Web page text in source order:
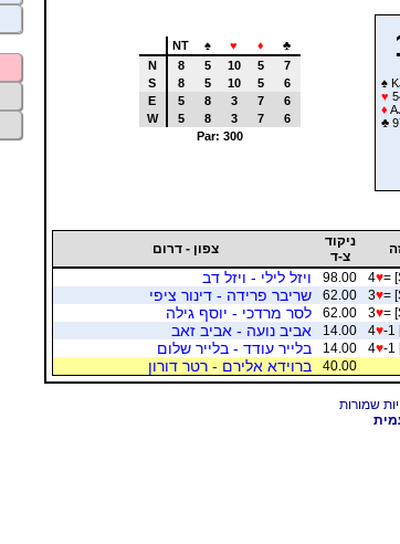
♠
♥
♦
♣
NT ♠ ♥ ♦
♣
N
8 5 10 5
7
S
8 5 10 5
6
E
5 8 3 7
6
W
5 8 3 7
6
Par: 300
ניקוד
צ-ד
צפון - דרום
4♥=
98.00
ויזל לילי - ויזל דב
3♥=
62.00
שריבר פרידה - דינור ציפי
3♥=
62.00
לסר מרדכי - יוסף גילה
4♥-1
14.00
אביב נועה - אביב זאב
4♥-1
14.00
בלייר עודד - בלייר שלום
40.00 ברוידא אלירם - רטר דורון